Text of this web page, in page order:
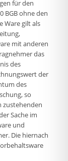
für den
BGB ohne den
Ware gilt als
mit anderen
das
des
der
des
so
zustehenden
Sache im
und
Die hiernach